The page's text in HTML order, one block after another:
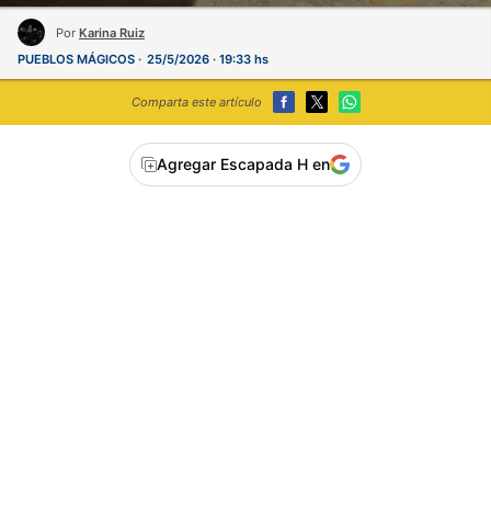
Por Karina Ruiz
PUEBLOS MÁGICOS
25/5/2026 · 19:33 hs
Comparta este artículo
Agregar Escapada H en